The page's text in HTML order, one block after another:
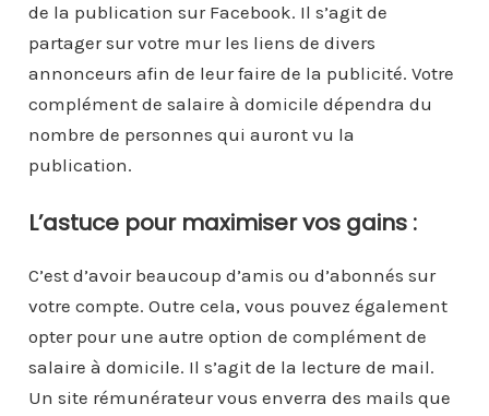
de la publication sur Facebook. Il s’agit de
partager sur votre mur les liens de divers
annonceurs afin de leur faire de la publicité. Votre
complément de salaire à domicile dépendra du
nombre de personnes qui auront vu la
publication.
L’astuce pour maximiser vos gains :
C’est d’avoir beaucoup d’amis ou d’abonnés sur
votre compte. Outre cela, vous pouvez également
opter pour une autre option de complément de
salaire à domicile. Il s’agit de la lecture de mail.
Un site rémunérateur vous enverra des mails que